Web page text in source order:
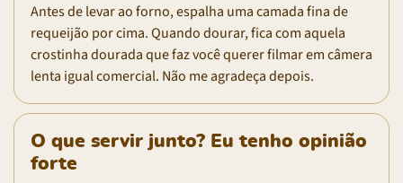
Antes de levar ao forno, espalha uma camada fina de
requeijão por cima. Quando dourar, fica com aquela
crostinha dourada que faz você querer filmar em câmera
lenta igual comercial. Não me agradeça depois.
O que servir junto? Eu tenho opinião
forte